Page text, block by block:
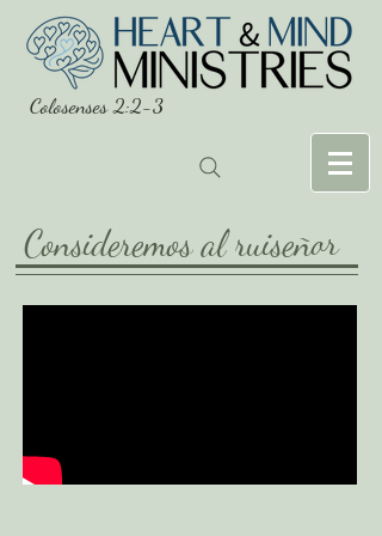
Colosenses 2:2-3
Consideremos al ruiseñor